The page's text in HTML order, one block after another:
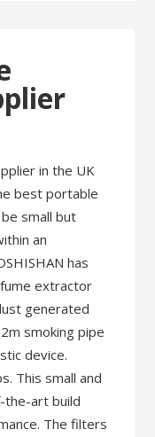
in the UK
best portable
small but
an
has
extractor
generated
smoking pipe
device.
This small and
the-art build
The filters